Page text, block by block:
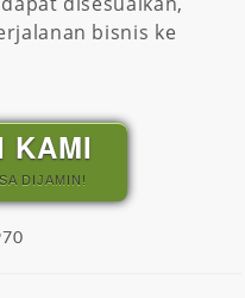
bisnis ke
KAMI
DIJAMIN!